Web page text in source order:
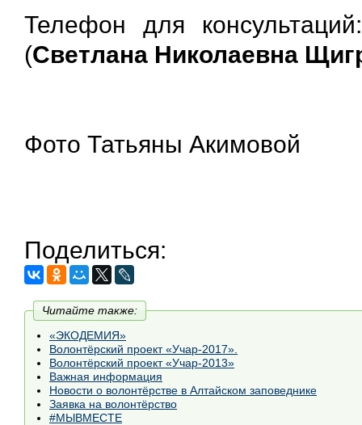
Телефон для
(Светлана Николаевна
Фото Татьяны Акимовой
Поделиться:
Читайте также:
«ЭКОДЕМИЯ»
Волонтёрский проект «Учар-2017».
Волонтёрский проект «Учар-2013»
Важная информация
Новости о волонтёрстве в Алтайском заповеднике
Заявка на волонтёрство
#МЫВМЕСТЕ